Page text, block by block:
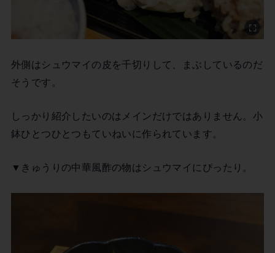
外側はシュウマイの皮を千切りして、まぶしているのだ
そうです。
しっかり紹介したいのはメインだけではありません。小
鉢ひとつひとつもていねいに作られています。
▼きゅうりの中華風酢の物はシュウマイにぴったり。